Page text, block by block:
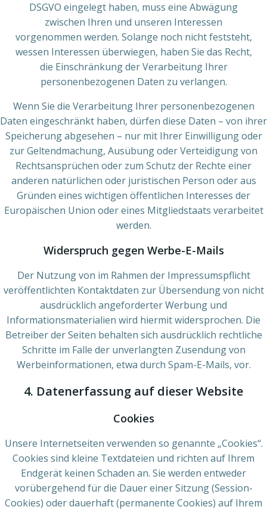
DSGVO eingelegt haben, muss eine Abwägung
zwischen Ihren und unseren Interessen
vorgenommen werden. Solange noch nicht feststeht,
wessen Interessen überwiegen, haben Sie das Recht,
die Einschränkung der Verarbeitung Ihrer
personenbezogenen Daten zu verlangen.
Wenn Sie die Verarbeitung Ihrer personenbezogenen
Daten eingeschränkt haben, dürfen diese Daten – von ihrer
Speicherung abgesehen – nur mit Ihrer Einwilligung oder
zur Geltendmachung, Ausübung oder Verteidigung von
Rechtsansprüchen oder zum Schutz der Rechte einer
anderen natürlichen oder juristischen Person oder aus
Gründen eines wichtigen öffentlichen Interesses der
Europäischen Union oder eines Mitgliedstaats verarbeitet
werden.
Widerspruch gegen Werbe-E-Mails
Der Nutzung von im Rahmen der Impressumspflicht
veröffentlichten Kontaktdaten zur Übersendung von nicht
ausdrücklich angeforderter Werbung und
Informationsmaterialien wird hiermit widersprochen. Die
Betreiber der Seiten behalten sich ausdrücklich rechtliche
Schritte im Falle der unverlangten Zusendung von
Werbeinformationen, etwa durch Spam-E-Mails, vor.
4. Datenerfassung auf dieser Website
Cookies
Unsere Internetseiten verwenden so genannte „Cookies“.
Cookies sind kleine Textdateien und richten auf Ihrem
Endgerät keinen Schaden an. Sie werden entweder
vorübergehend für die Dauer einer Sitzung (Session-
Cookies) oder dauerhaft (permanente Cookies) auf Ihrem